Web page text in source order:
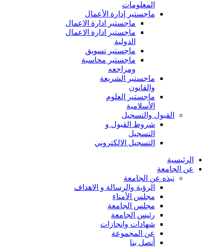
المعلومات
ماجستير إدارة الأعمال
ماجستير ادارة الاعمال
ماجستير ادارة الاعمال
الدولية
ماجستير تسويق
ماجستير محاسبة
ومراجعه
ماجستير الشريعة
والقانون
ماجستير العلوم
الأسلامية
القبول والتسجيل
شروط القبول و
التسجيل
التسجيل الالكتروني
الرئيسية
عن الجامعة
نبذه عن الجامعة
الرؤية والرسالة و الاهداف
مجلس الأمناء
مجلس الجامعة
رئيس الجامعة
شهادات وانجازات
عن المجموعة
أتصل بنا